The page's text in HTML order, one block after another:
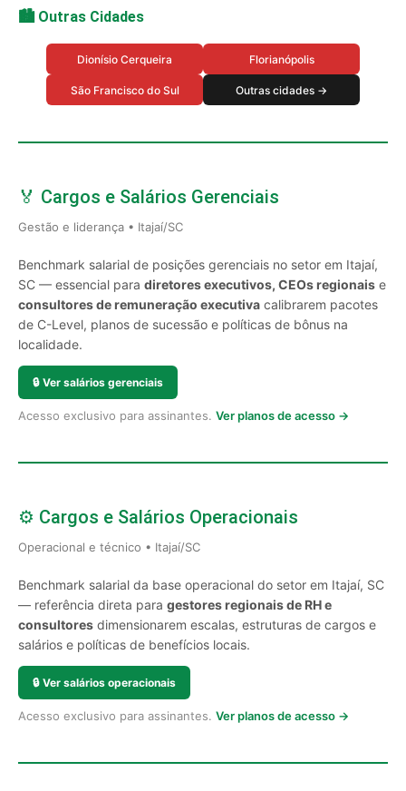
🏙️ Outras Cidades
Dionísio Cerqueira Florianópolis
São Francisco do Sul Outras cidades →
🏅 Cargos e Salários Gerenciais
Gestão e liderança • Itajaí/SC
Benchmark salarial de posições gerenciais no setor em Itajaí,
SC — essencial para diretores executivos, CEOs regionais e
consultores de remuneração executiva calibrarem pacotes
de C-Level, planos de sucessão e políticas de bônus na
localidade.
🔒 Ver salários gerenciais
Acesso exclusivo para assinantes. Ver planos de acesso →
⚙️ Cargos e Salários Operacionais
Operacional e técnico • Itajaí/SC
Benchmark salarial da base operacional do setor em Itajaí, SC
— referência direta para gestores regionais de RH e
consultores dimensionarem escalas, estruturas de cargos e
salários e políticas de benefícios locais.
🔒 Ver salários operacionais
Acesso exclusivo para assinantes. Ver planos de acesso →